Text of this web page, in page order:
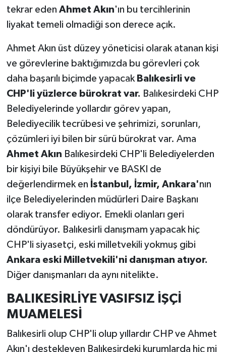
tekrar eden Ahmet Akın'ın bu tercihlerinin
liyakat temeli olmadiği son derece açık.
Ahmet Akın üst düzey yöneticisi olarak atanan kişi
ve görevlerine baktığımızda bu görevleri çok
daha başarılı biçimde yapacakBalıkesirli ve
CHP'li yüzlerce bürokrat var. Balıkesirdeki CHP
Belediyelerinde yollardır görev yapan,
Belediyecilik tecrübesi ve şehrimizi, sorunları,
çözümleri iyi bilen bir sürü bürokrat var. Ama
Ahmet Akın Balıkesirdeki CHP'li Belediyelerden
bir kişiyi bile Büyükşehir ve BASKI de
değerlendirmek en İstanbul, İzmir, Ankara'nın
ilçe Belediyelerinden müdürleri Daire Başkanı
olarak transfer ediyor. Emekli olanları geri
döndürüyor. Balıkesirli danışmam yapacak hiç
CHP'li siyasetçi, eski milletvekili yokmuş gibi
Ankara eski Milletvekili'ni danışman atıyor.
Diğer danışmanları da aynı nitelikte.
BALIKESİRLİYE VASIFSIZ İŞÇİ
MUAMELESİ
Balıkesirli olup CHP'li olup yıllardır CHP ve Ahmet
Akın'ı destekleyen Balıkesirdeki kurumlarda hiç mi